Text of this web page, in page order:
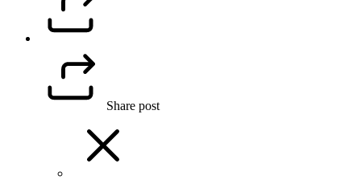
Share post